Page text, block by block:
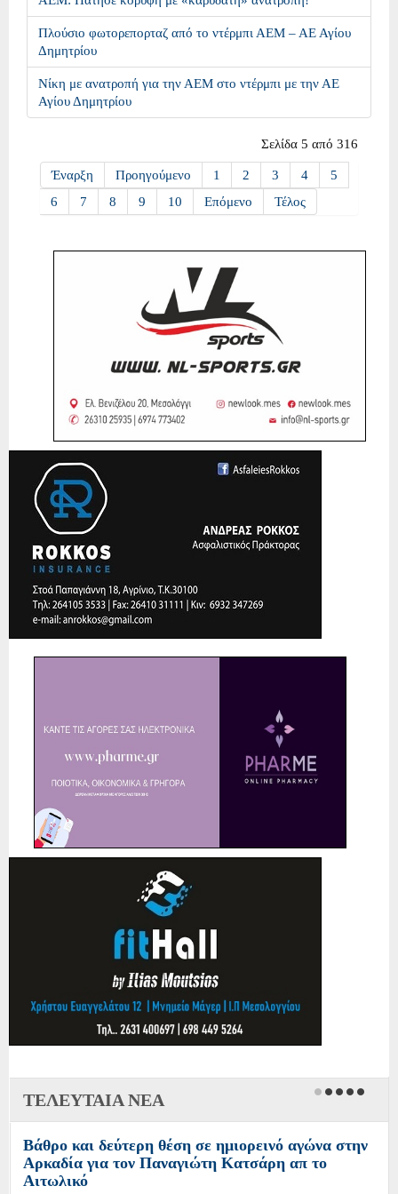
Πλούσιο φωτορεπορταζ από το ντέρμπι ΑΕΜ – ΑΕ Αγίου
Δημητρίου
Νίκη με ανατροπή για την ΑΕΜ στο ντέρμπι με την ΑΕ
Αγίου Δημητρίου
Σελίδα 5 από 316
Έναρξη Προηγούμενο 1 2 3 4
5
6
7 8 9 10 Επόμενο Τέλος
ΤΕΛΕΥΤΑΙΑ ΝΕΑ
Βάθρο και δεύτερη θέση σε ημιορεινό αγώνα στην
Αρκαδία για τον Παναγιώτη Κατσάρη απ το
Αιτωλικό